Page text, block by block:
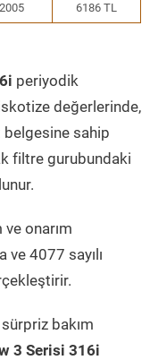
2005 6186 TL
periyodik
değerlerinde,
belgesine sahip
filtre gurubundaki
onarım
4077 sayılı
bakım
3 Serisi 316i